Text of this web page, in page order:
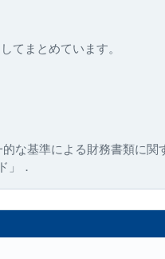
てまとめています。
な基準による財務書類に関
」．